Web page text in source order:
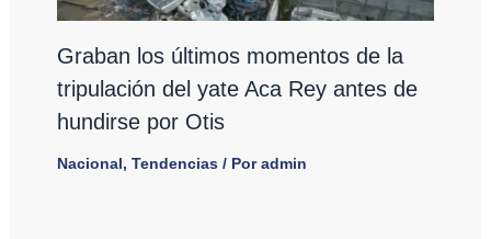
Graban los últimos momentos de la
tripulación del yate Aca Rey antes de
hundirse por Otis
Nacional, Tendencias/ Poradmin